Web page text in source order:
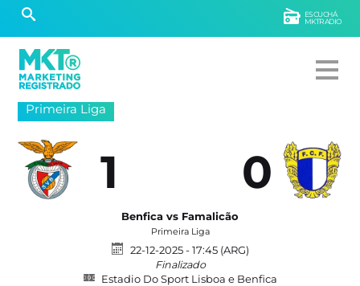
ESCUCHÁ
MKTRADIO
Primeira Liga
1 0
Benfica vs Famalicão
Primeira Liga
22-12-2025 - 17:45 (ARG)
Finalizado
Estadio Do Sport Lisboa e Benfica